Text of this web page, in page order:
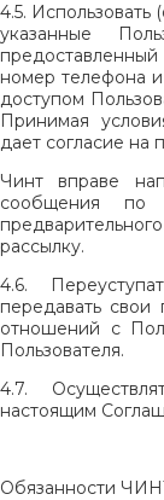
4.5. Использовать
указанные
номер телефона
доступом
Принимая
дает согласие на
Чинт вправе
сообщения по
рассылку.
4.6.
передавать
отношений с
Пользователя.
4.7.
настоящим
Обязанности